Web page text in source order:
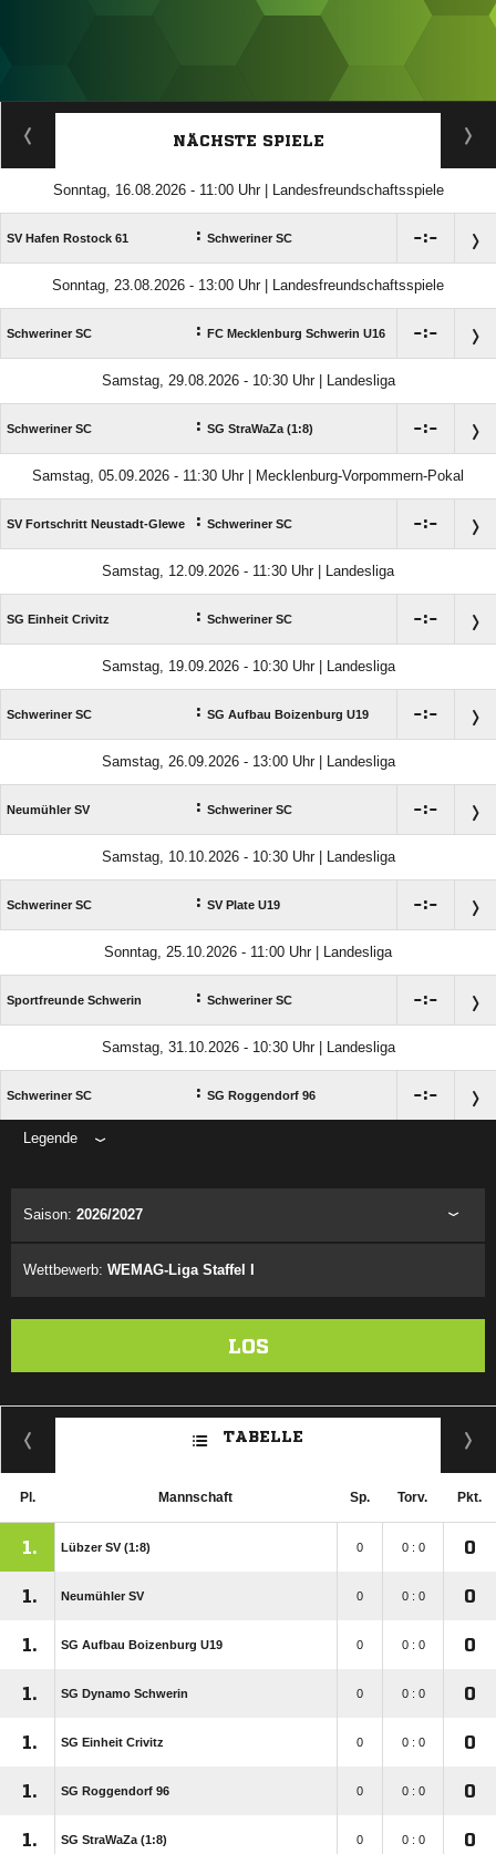
ANZEIGE
NÄCHSTE SPIELE
Sonntag, 16.08.2026 - 11:00 Uhr | Landesfreundschaftsspiele
SV Hafen Rostock 61 : Schweriner SC :
Sonntag, 23.08.2026 - 13:00 Uhr | Landesfreundschaftsspiele
Schweriner SC : FC Mecklenburg Schwerin U16 :
Samstag, 29.08.2026 - 10:30 Uhr | Landesliga
Schweriner SC : SG StraWaZa (1:8) :
Samstag, 05.09.2026 - 11:30 Uhr | Mecklenburg-Vorpommern-Pokal
SV Fortschritt Neustadt-Glewe : Schweriner SC :
Samstag, 12.09.2026 - 11:30 Uhr | Landesliga
SG Einheit Crivitz : Schweriner SC :
Samstag, 19.09.2026 - 10:30 Uhr | Landesliga
Schweriner SC : SG Aufbau Boizenburg U19 :
Samstag, 26.09.2026 - 13:00 Uhr | Landesliga
Neumühler SV : Schweriner SC :
Samstag, 10.10.2026 - 10:30 Uhr | Landesliga
Schweriner SC : SV Plate U19 :
Sonntag, 25.10.2026 - 11:00 Uhr | Landesliga
Sportfreunde Schwerin : Schweriner SC :
Samstag, 31.10.2026 - 10:30 Uhr | Landesliga
Schweriner SC : SG Roggendorf 96 :
Legende
Saison: 2026/2027
Wettbewerb: WEMAG-Liga Staffel I
LOS
TABELLE
Pl. Mannschaft Sp. Torv. Pkt.
1. Lübzer SV (1:8) 0 0 : 0 0
1. Neumühler SV 0 0 : 0 0
1. SG Aufbau Boizenburg U19 0 0 : 0 0
1. SG Dynamo Schwerin 0 0 : 0 0
1. SG Einheit Crivitz 0 0 : 0 0
1. SG Roggendorf 96 0 0 : 0 0
1. SG StraWaZa (1:8) 0 0 : 0 0